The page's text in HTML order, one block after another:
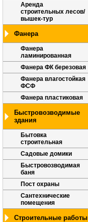
Аренда
строительных лесов/
вышек-тур
Фанера
Фанера
ламинированная
Фанера ФК березовая
Фанера влагостойкая
ФСФ
Фанера пластиковая
Быстровозводимые
здания
Бытовка
строительная
Садовые домики
Быстровозводимая
баня
Пост охраны
Сантехнические
помещения
Строительные работы